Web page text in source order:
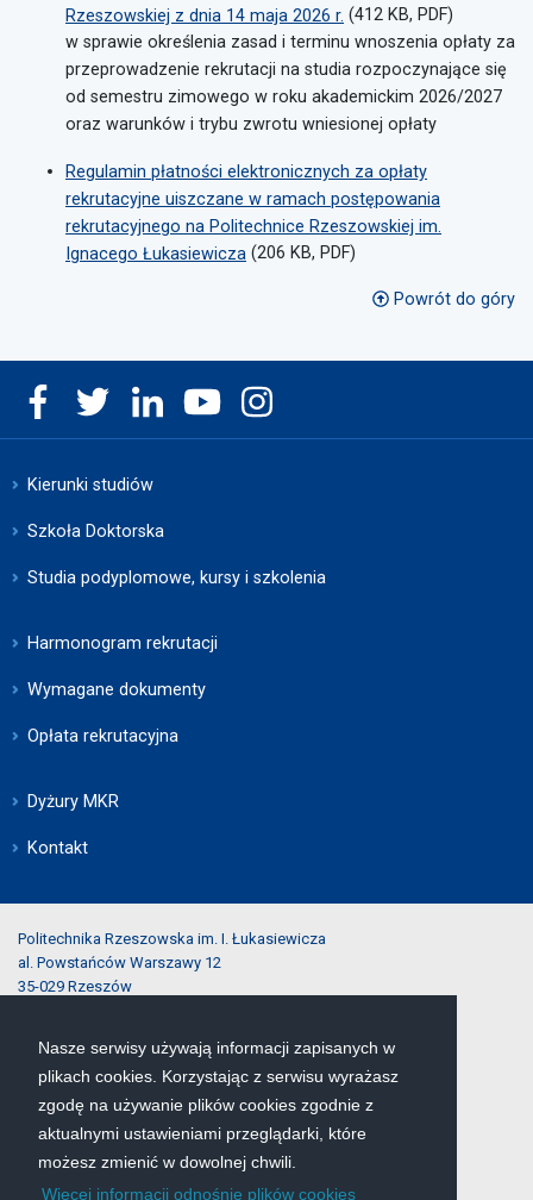
Nasze serwisy używają informacji zapisanych w
plikach cookies. Korzystając z serwisu wyrażasz
zgodę na używanie plików cookies zgodnie z
aktualnymi ustawieniami przeglądarki, które
możesz zmienić w dowolnej chwili.
Więcej informacji odnośnie plików cookies
Rzeszowskiej z dnia 14 maja 2026 r. (412 KB, PDF)
w sprawie określenia zasad i terminu wnoszenia opłaty za
przeprowadzenie rekrutacji na studia rozpoczynające się
od semestru zimowego w roku akademickim 2026/2027
oraz warunków i trybu zwrotu wniesionej opłaty
Regulamin płatności elektronicznych za opłaty
rekrutacyjne uiszczane w ramach postępowania
rekrutacyjnego na Politechnice Rzeszowskiej im.
Ignacego Łukasiewicza (206 KB, PDF)
Powrót do góry
Kierunki studiów
Szkoła Doktorska
Studia podyplomowe, kursy i szkolenia
Harmonogram rekrutacji
Wymagane dokumenty
Opłata rekrutacyjna
Dyżury MKR
Kontakt
Politechnika Rzeszowska im. I. Łukasiewicza
al. Powstańców Warszawy 12
35-029 Rzeszów
tel.:(17) 743-25-40
e-mail: rekrutacja@prz.edu.pl
Mapa serwisu
Deklaracja dostępności